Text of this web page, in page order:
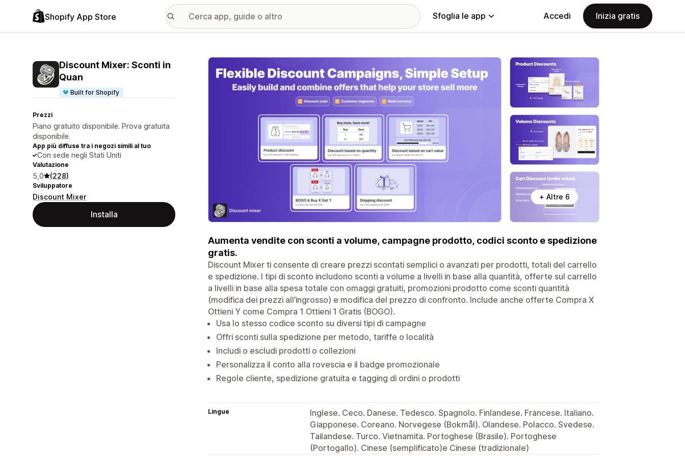
Shopify App Store Sfoglia le app Accedi Inizia gratis
Discount Mixer: Sconti in
Quan
Built for Shopify
Prezzi
Piano gratuito disponibile. Prova gratuita
disponibile.
App più diffuse tra i negozi simili al tuo
Con sede negli Stati Uniti
Valutazione
5,0 (228)
Sviluppatore
Discount Mixer
Installa
Galleria immagini in evidenza
+ Altre 6
Aumenta vendite con sconti a volume, campagne prodotto, codici sconto e spedizione
gratis.
Discount Mixer ti consente di creare prezzi scontati semplici o avanzati per prodotti, totali del carrello
e spedizione. I tipi di sconto includono sconti a volume a livelli in base alla quantità, offerte sul carrello
a livelli in base alla spesa totale con omaggi gratuiti, promozioni prodotto come sconti quantità
(modifica dei prezzi all’ingrosso) e modifica del prezzo di confronto. Include anche offerte Compra X
Ottieni Y come Compra 1 Ottieni 1 Gratis (BOGO).
Usa lo stesso codice sconto su diversi tipi di campagne
Offri sconti sulla spedizione per metodo, tariffe o località
Includi o escludi prodotti o collezioni
Personalizza il conto alla rovescia e il badge promozionale
Regole cliente, spedizione gratuita e tagging di ordini o prodotti
Lingue
Inglese. Ceco. Danese. Tedesco. Spagnolo. Finlandese. Francese. Italiano.
Giapponese. Coreano. Norvegese (Bokmål). Olandese. Polacco. Svedese.
Tailandese. Turco. Vietnamita. Portoghese (Brasile). Portoghese
(Portogallo). Cinese (semplificato)e Cinese (tradizionale)